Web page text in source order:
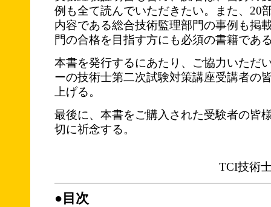
例も全て読んでいただきたい。また、20
内容である総合技術監理部門の事例も掲
門の合格を目指す方にも必須の書籍であ
本書を発行するにあたり、ご協力いただ
ーの技術士第二次試験対策講座受講者の
上げる。
最後に、本書をご購入された受験者の皆
切に祈念する。
TCI技術
●目次